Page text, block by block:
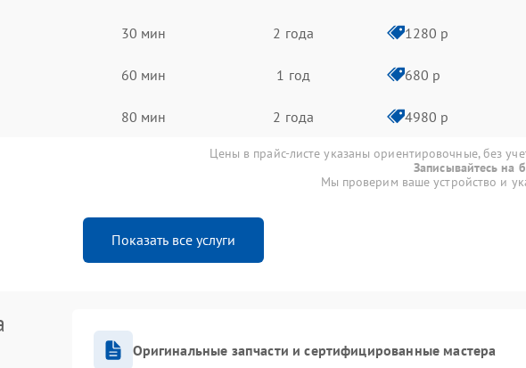
30 мин 2 года 1280 р
60 мин 1 год 680 р
80 мин 2 года 4980 р
Цены в прайс-листе указаны ориентировочные, без
Записывайтесь на
Мы проверим ваше устройство и
Показать все услуги
Оригинальные запчасти и сертифицированные мастера